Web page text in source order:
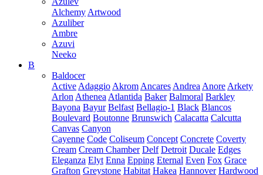
Alchemy Artwood
Azuliber
Ambre
Azuvi
Neeko
B
Baldocer
Active Adaggio Akrom Ancares Andrea Anore Arkety
Arlon Athenea Atlantida Baker Balmoral Barkley
Bayona Bayur Belfast Bellagio-1 Black Blancos
Boulevard Boutonne Brunswich Calacatta Calcutta
Canvas Canyon
Cayenne Code Coliseum Concept Concrete Coverty
Cream Cream Chamber Delf Detroit Ducale Edges
Eleganza Elyt Enna Epping Eternal Even Fox Grace
Grafton Greystone Habitat Hakea Hannover Hardwood